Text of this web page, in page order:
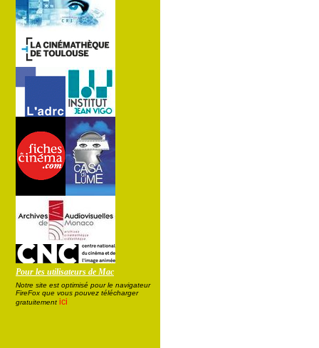
Pour les utilisateurs de Mac
Notre site est optimisé pour le navigateur
FireFox que vous pouvez télécharger
gratuitement ici